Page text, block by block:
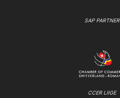
SAP PARTNER
CCER LIIGE